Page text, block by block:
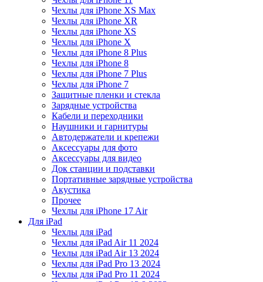
Чехлы для iPhone XS Max
Чехлы для iPhone XR
Чехлы для iPhone XS
Чехлы для iPhone X
Чехлы для iPhone 8 Plus
Чехлы для iPhone 8
Чехлы для iPhone 7 Plus
Чехлы для iPhone 7
Защитные пленки и стекла
Зарядные устройства
Кабели и переходники
Наушники и гарнитуры
Автодержатели и крепежи
Аксессуары для фото
Аксессуары для видео
Док станции и подставки
Портативные зарядные устройства
Акустика
Прочее
Чехлы для iPhone 17 Air
Для iPad
Чехлы для iPad
Чехлы для iPad Air 11 2024
Чехлы для iPad Air 13 2024
Чехлы для iPad Pro 13 2024
Чехлы для iPad Pro 11 2024